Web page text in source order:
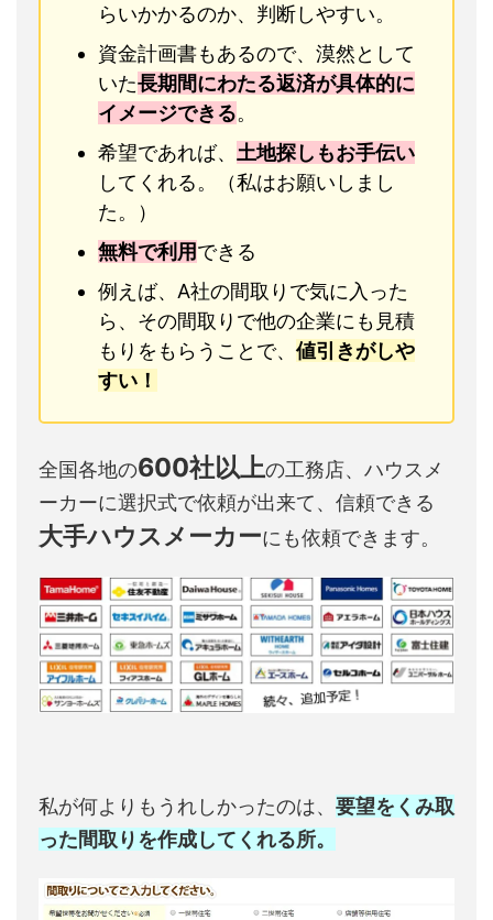
らいかかるのか、判断しやすい。
資金計画書もあるので、漠然として
いた長期間にわたる返済が具体的に
イメージできる。
希望であれば、 土地探しもお手伝い
してくれる。（私はお願いしまし
た。）
無料で利用できる
例えば、A社の間取りで気に入った
ら、その間取りで他の企業にも見積
もりをもらうことで、 値引きがしや
すい！
全国各地の600社以上の工務店、ハウスメ
ーカーに選択式で依頼が出来て、信頼できる
大手ハウスメーカーにも依頼できます。
私が何よりもうれしかったのは、 要望をくみ取
った間取りを作成してくれる所。